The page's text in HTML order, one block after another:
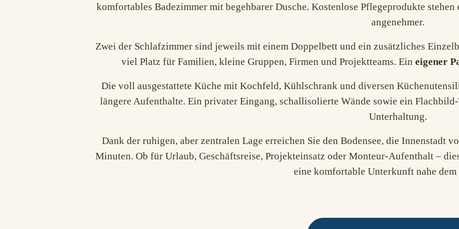
komfortables Badezimmer mit begehbarer Dusche. Kostenlose Pflegeprodukte
angenehmer.
Zwei der Schlafzimmer sind jeweils mit einem Doppelbett und ein zusätzliches
viel Platz für Familien, kleine Gruppen, Firmen und Projektteams. Ein eigener
Die voll ausgestattete Küche mit Kochfeld, Kühlschrank und diversen
längere Aufenthalte. Ein privater Eingang, schallisolierte Wände sowie ein
Unterhaltung.
Dank der ruhigen, aber zentralen Lage erreichen Sie den Bodensee, die Innenstadt
Minuten. Ob für Urlaub, Geschäftsreise, Projekteinsatz oder Monteur-Aufenthalt –
eine komfortable Unterkunft nahe dem